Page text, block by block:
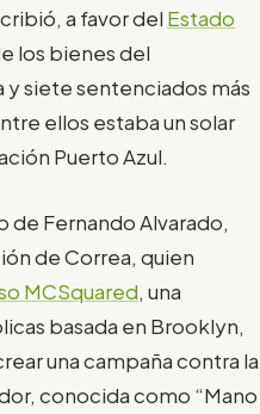
a favor del Estado
los bienes del
siete sentenciados más
ellos estaba un solar
Puerto Azul.
de Fernando Alvarado,
de Correa, quien
MCSquared, una
basada en Brooklyn,
una campaña contra la
conocida como “Mano